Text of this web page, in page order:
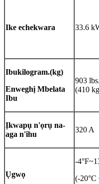
Ike echekwara 33.6
Ibukilogram.(kg)
Enweghị Mbelata
Ibu
903 lbs.
(410
Ịkwapụ n'ọrụ na-
aga n'ihu
320 A
Ụgwọ
-
(-20°C